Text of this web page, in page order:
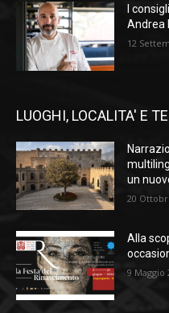
I
Andrea
12
LUOGHI, LOCALITA' E
un
20
Alla
9 Maggio